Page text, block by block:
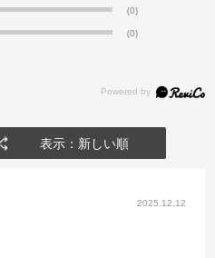
(0)
(0)
表示：新しい順
2025.12.12